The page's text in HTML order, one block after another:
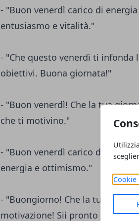
Cookie
- "Buon venerdì carico di
entusiasmo e vitalità."
- "Che questo venerdì ti infonda
obiettivi. Buona giornata!"
- "Buon venerdì! Che la tua
che ti motivino."
- "Buon venerdì carico di vitalità!
energia e ottimismo."
- "Buongiorno! Che la tua
motivazione! Sii pronto a